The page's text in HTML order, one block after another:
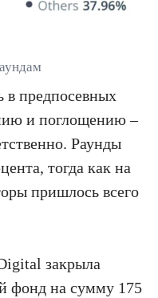
в предпосевных
и поглощению –
Раунды
тогда как на
пришлось всего
закрыла
фонд на сумму 175